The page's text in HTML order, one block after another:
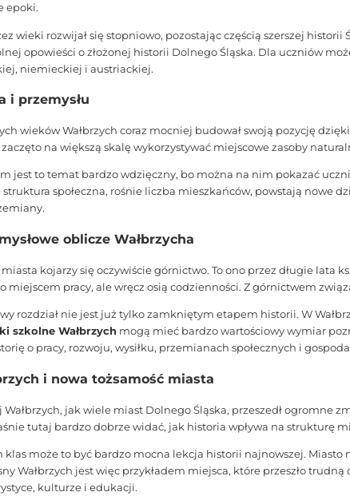
epoki.
wieki rozwijał się stopniowo, pozostając częścią szerszej
opowieści o złożonej historii Dolnego Śląska. Dla uczniów
niemieckiej i austriackiej.
i przemysłu
wieków Wałbrzych coraz mocniej budował swoją pozycję
na większą skalę wykorzystywać miejscowe zasoby
jest to temat bardzo wdzięczny, bo można na nim pokazać
społeczna, rośnie liczba mieszkańców, powstają nowe
oblicze Wałbrzycha
kojarzy się oczywiście górnictwo. To ono przez długie lata
miejscem pracy, ale wręcz osią codzienności. Z górnictwem
rozdział nie jest już tylko zamkniętym etapem historii. W
szkolne Wałbrzych mogą mieć bardzo wartościowy wymiar
o pracy, rozwoju, wysiłku, przemianach społecznych i
i nowa tożsamość miasta
Wałbrzych, jak wiele miast Dolnego Śląska, przeszedł ogromne
tutaj bardzo dobrze widać, jak historia wpływa na strukturę
klas może to być bardzo mocna lekcja historii najnowszej.
Wałbrzych jest więc przykładem miejsca, które przeszło
kulturze i edukacji.